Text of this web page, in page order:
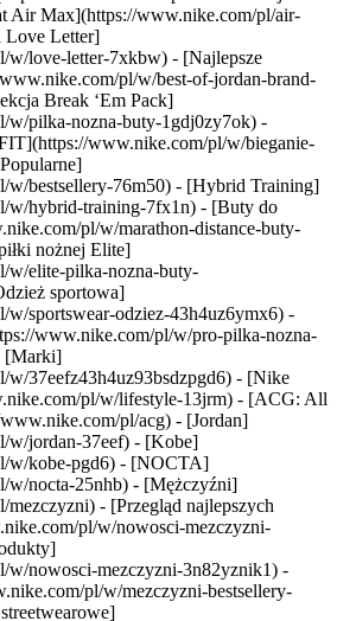
Air Max](https://www.nike.com/pl/air-
Love Letter]
w/love-letter-7xkbw) - [Najlepsze
pl/w/best-of-jordan-brand-
Break ‘Em Pack]
w/pilka-nozna-buty-1gdj0zy7ok) -
www.nike.com/pl/w/bieganie-
w/bestsellery-76m50) - [Hybrid Training]
w/hybrid-training-7fx1n) - [Buty do
pl/w/marathon-distance-buty-
nożnej Elite]
w/elite-pilka-nozna-buty-
sportowa]
sportswear-odziez-43h4uz6ymx6) -
www.nike.com/pl/w/pro-pilka-nozna-
[Marki]
w/37eefz43h4uz93bsdzpgd6) - [Nike
pl/w/lifestyle-13jrm) - [ACG: All
pl/acg) - [Jordan]
w/jordan-37eef) - [Kobe]
w/kobe-pgd6) - [NOCTA]
w/nocta-25nhb) - [Mężczyźni]
- [Przegląd najlepszych
pl/w/nowosci-mezczyzni-
w/nowosci-mezczyzni-3n82yznik1) -
pl/w/mezczyzni-bestsellery-